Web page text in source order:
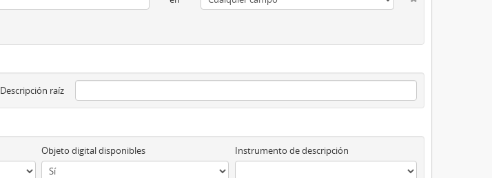
Descripción raíz
Objeto digital disponibles Instrumento de descripción